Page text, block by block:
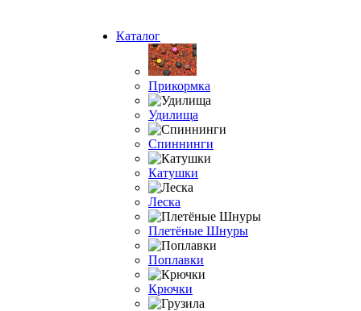
Каталог
Прикормка
Удилища
Спиннинги
Катушки
Леска
Плетёные Шнуры
Поплавки
Крючки